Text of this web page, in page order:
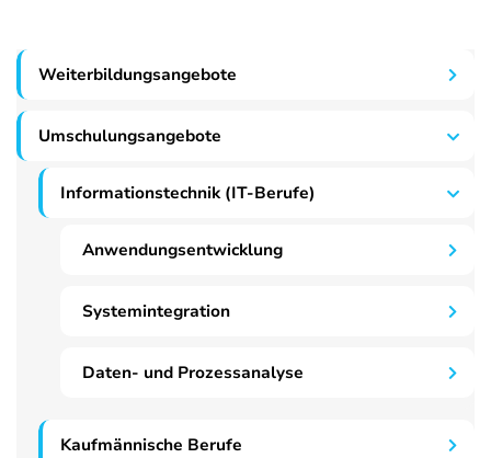
Weiterbildungsangebote
Umschulungsangebote
Informationstechnik (IT-Berufe)
Anwendungsentwicklung
Systemintegration
Daten- und Prozessanalyse
Kaufmännische Berufe